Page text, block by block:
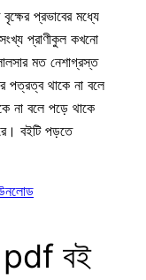
প্রভাবের মধ্যে
প্রাণীকুল কখনো
মত নেশাগ্রস্ত
পত্রত্ব থাকে না বলে
না বলে পড়ে থাকে
বইটি পড়তে
pdf বই